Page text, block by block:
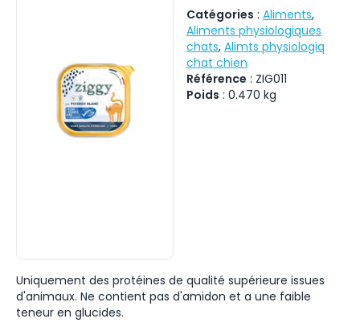
Catégories : Aliments,
Aliments physiologiques
chats, Alimts physiologiq
chat chien
Référence : ZIG011
Poids : 0.470 kg
Uniquement des protéines de qualité supérieure issues
d'animaux. Ne contient pas d'amidon et a une faible
teneur en glucides.